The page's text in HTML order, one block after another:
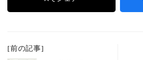
[前の記事]